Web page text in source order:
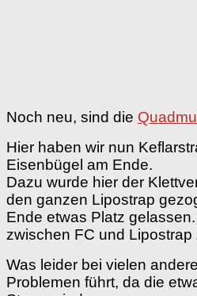
Noch neu, sind die
Hier haben wir nun
Eisenbügel am Ende.
Dazu wurde hier der
den ganzen Lipostrap
Ende etwas Platz
zwischen FC und Lipostrap
Was leider bei vielen
Problemen führt, da die